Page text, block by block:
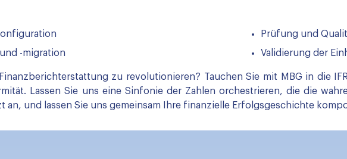
-migration
Prüfung und
Validierung der
zu revolutionieren? Tauchen Sie mit MBG in die
Lassen Sie uns eine Sinfonie der Zahlen orchestrieren, die die
an, und lassen Sie uns gemeinsam Ihre finanzielle Erfolgsgeschichte